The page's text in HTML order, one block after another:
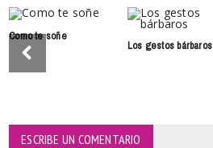
Como te soñe
Los gestos bárbaros
ESCRIBE UN COMENTARIO